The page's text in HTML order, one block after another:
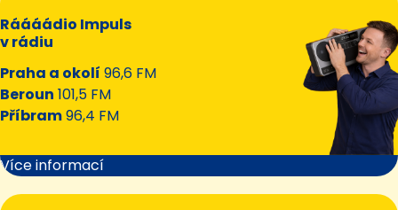
Ráááádio Impuls
v rádiu
Praha a okolí 96,6 FM
Beroun 101,5 FM
Příbram96,4 FM
Více informací